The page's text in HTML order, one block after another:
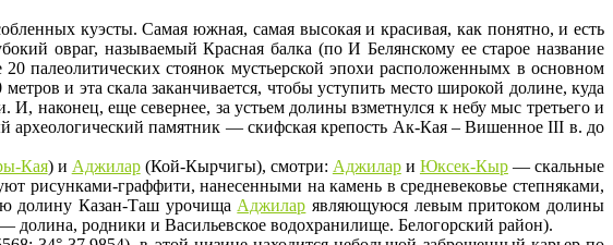
куэсты. Самая южная, самая высокая и красивая, как понятно, и есть
овраг, называемый Красная балка (по И Белянскому ее старое название
палеолитических стоянок мустьерской эпохи расположеннымх в основном
и эта скала заканчивается, чтобы уступить место широкой долине, куда
наконец, еще севернее, за устьем долины взметнулся к небу мыс третьего и
археологический памятник — скифская крепость Ак-Кая – Вишенное III в. до
Кая) и Аджилар(Кой-Кырчигы), смотри: Аджилари Юксек-Кыр— скальные
рисунками-граффити, нанесенными на камень в средневековье степняками,
долину Казан-Таш урочища Аджилар являющуюся левым притоком долины
родники и Васильевское водохранилище. Белогорский район).